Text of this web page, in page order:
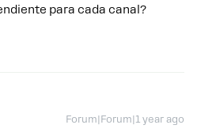
para cada canal?
Forum|Forum|1 year ago